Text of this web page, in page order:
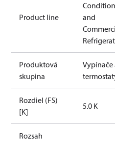
Product line
and
Produktová
skupina
Vypínače
Rozdiel (FS)
[K]
5.0 K
Rozsah